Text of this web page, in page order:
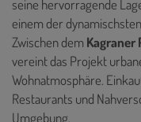
seine hervorragende
einem der
Zwischen dem Kagraner
vereint das Projekt
Wohnatmosphäre.
Restaurants und
Umgebung.